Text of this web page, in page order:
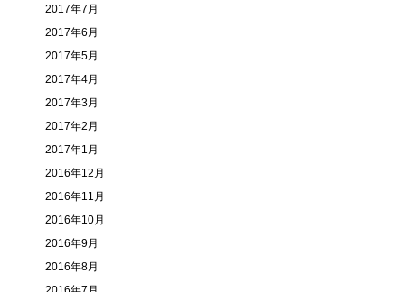
2017年7月
2017年6月
2017年5月
2017年4月
2017年3月
2017年2月
2017年1月
2016年12月
2016年11月
2016年10月
2016年9月
2016年8月